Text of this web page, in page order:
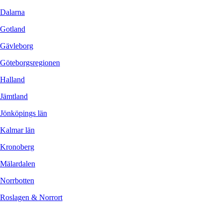
Dalarna
Gotland
Gävleborg
Göteborgsregionen
Halland
Jämtland
Jönköpings län
Kalmar län
Kronoberg
Mälardalen
Norrbotten
Roslagen & Norrort